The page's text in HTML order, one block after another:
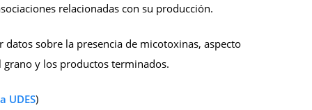
relacionadas con su producción.
sobre la presencia de micotoxinas, aspecto
y los productos terminados.
UDES)